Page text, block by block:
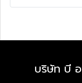
บริษัท บี